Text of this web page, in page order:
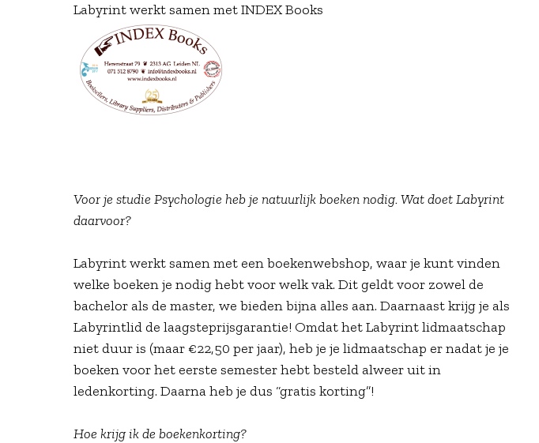
Labyrint werkt samen met INDEX Books
Voor je studie Psychologie heb je natuurlijk boeken nodig. Wat doet Labyrint
daarvoor?
Labyrint werkt samen met een boekenwebshop, waar je kunt vinden
welke boeken je nodig hebt voor welk vak. Dit geldt voor zowel de
bachelor als de master, we bieden bijna alles aan. Daarnaast krijg je als
Labyrintlid de laagsteprijsgarantie! Omdat het Labyrint lidmaatschap
niet duur is (maar €22,50 per jaar), heb je je lidmaatschap er nadat je je
boeken voor het eerste semester hebt besteld alweer uit in
ledenkorting. Daarna heb je dus “gratis korting”!
Hoe krijg ik de boekenkorting?